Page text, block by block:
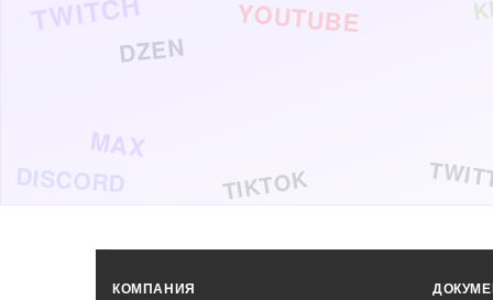
TWITCH YOUTUBE
DISCORD TIKTOK
DZEN
MAX
КОМПАНИЯ